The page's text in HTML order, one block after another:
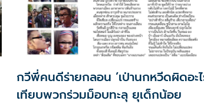
กวีพี่คนดีร่ายกลอน ’เป่านกหวีดผิดอะไร‘
เทียบพวกร่วมม็อบทะลุ ยุเด็กน้อย